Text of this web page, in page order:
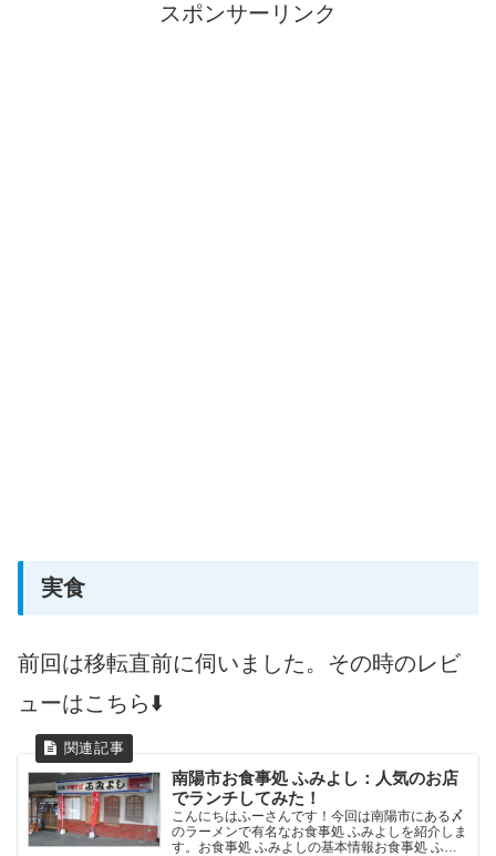
スポンサーリンク
実食
前回は移転直前に伺いました。その時のレビ
ューはこちら⬇️
南陽市お食事処 ふみよし：人気のお店
でランチしてみた！
こんにちはふーさんです！今回は南陽市にある〆
のラーメンで有名なお食事処 ふみよしを紹介しま
す。お食事処 ふみよしの基本情報お食事処 ふみ